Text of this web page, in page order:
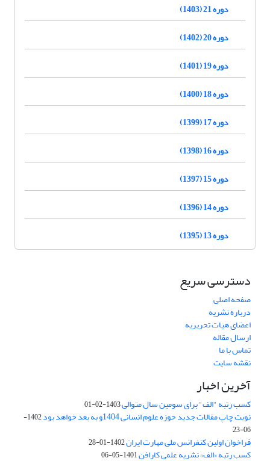
دوره 21 (1403)
دوره 20 (1402)
دوره 19 (1401)
دوره 18 (1400)
دوره 17 (1399)
دوره 16 (1398)
دوره 15 (1397)
دوره 14 (1396)
دوره 13 (1395)
دسترسی سریع
صفحه اصلی
درباره نشریه
اعضای هیات تحریریه
ارسال مقاله
تماس با ما
نقشه سایت
آخرین اخبار
کسب رتبه "الف" برای سومین سال متوالی1403-02-01
نوبت چاپ مقالات جدید حوزه علوم انسانی 1404و به بعد خواهد بود
1402-
06-23
فراخوان اولین کنفرانس ملی مهارت ایران1402-01-28
کسب رتبه «الف» نشریه علمی کارافن1401-05-06